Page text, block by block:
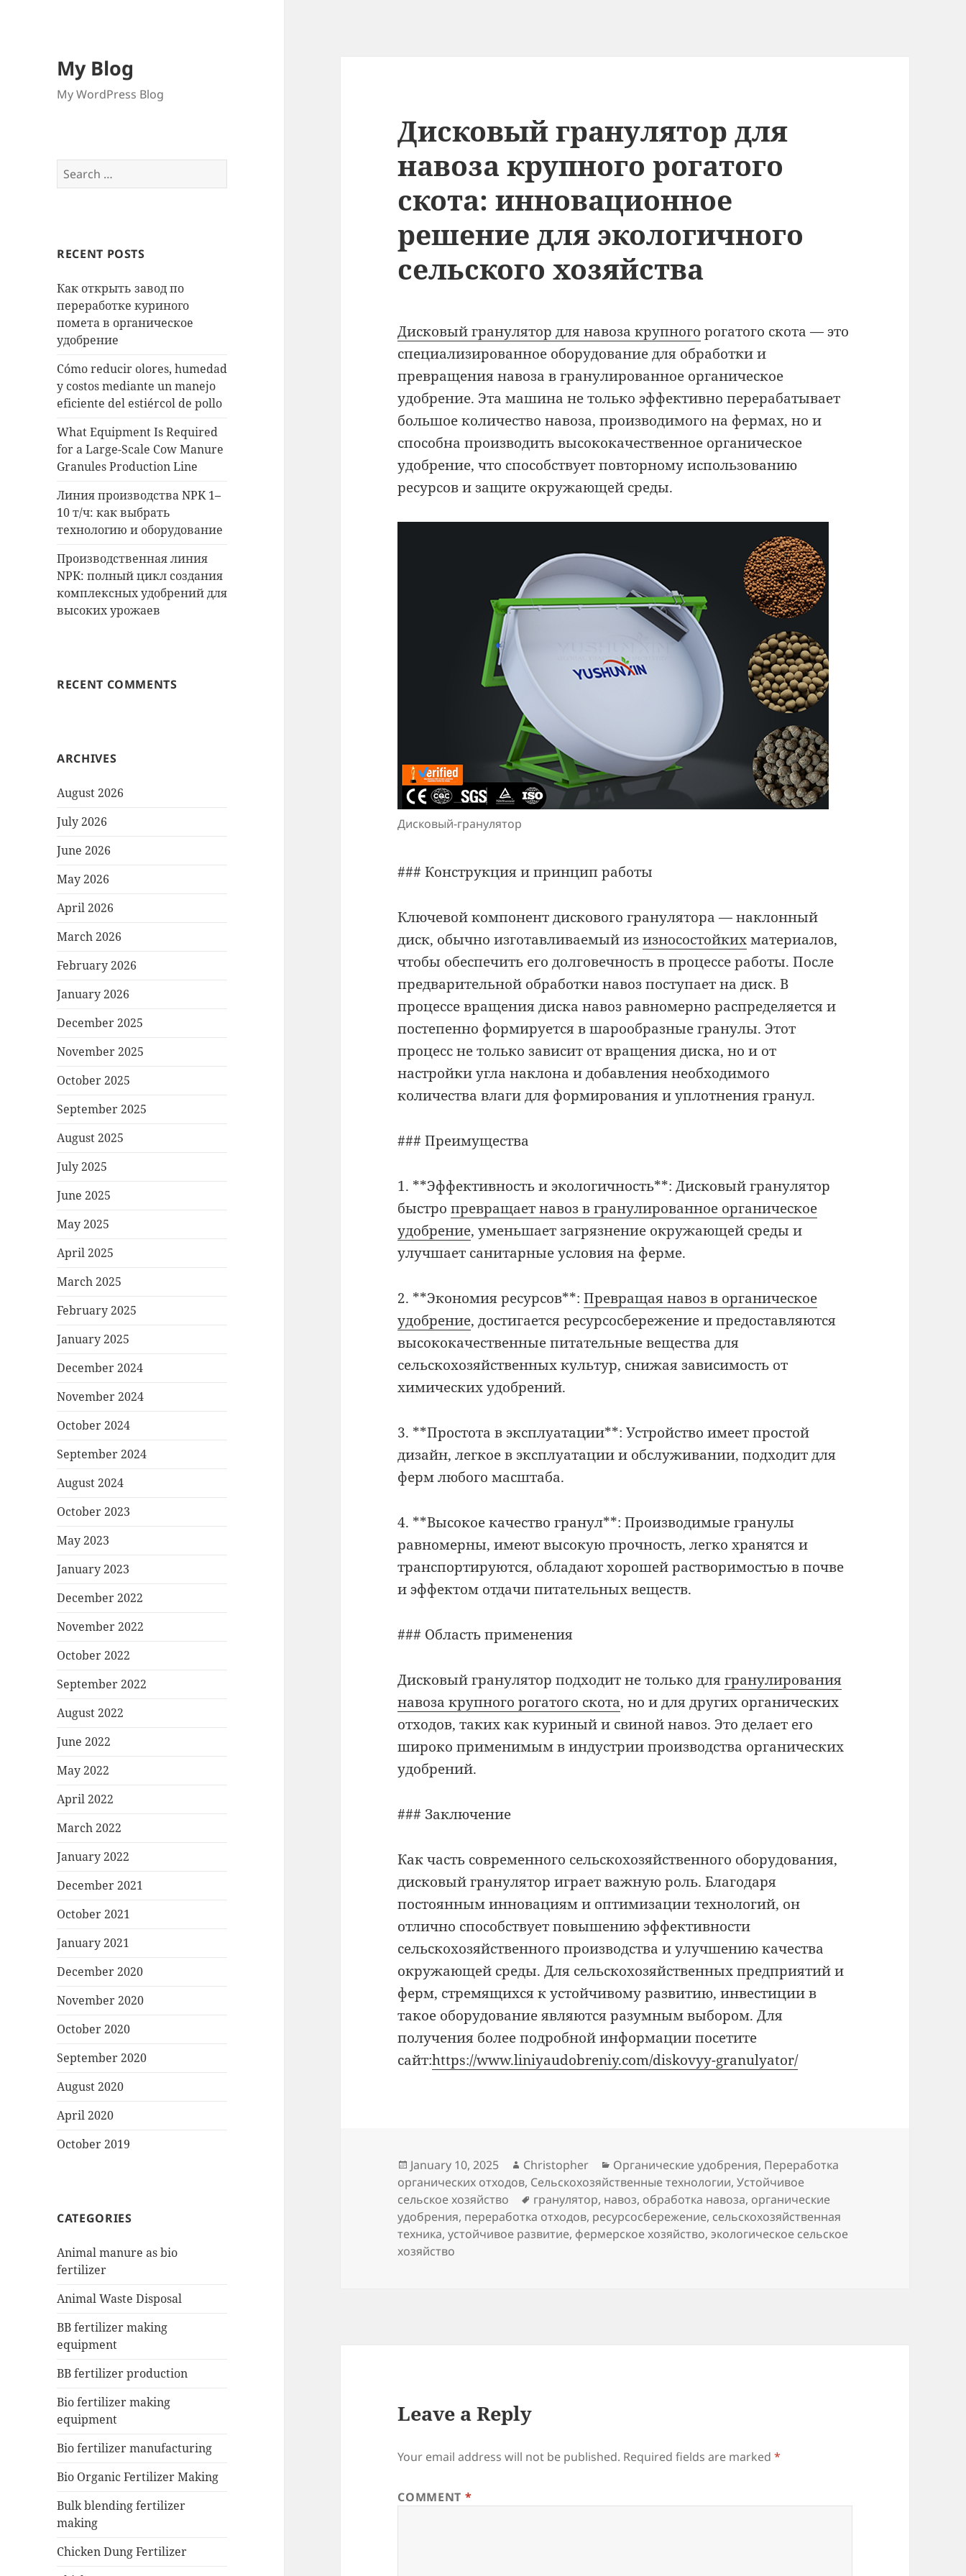
My Blog
My WordPress Blog
Search
for:
RECENT POSTS
Как открыть завод по
переработке куриного
помета в органическое
удобрение
Cómo reducir olores, humedad
y costos mediante un manejo
eficiente del estiércol de pollo
What Equipment Is Required
for a Large-Scale Cow Manure
Granules Production Line
Линия производства NPK 1–
10 т/ч: как выбрать
технологию и оборудование
Производственная линия
NPK: полный цикл создания
комплексных удобрений для
высоких урожаев
RECENT COMMENTS
ARCHIVES
August 2026
July 2026
June 2026
May 2026
April 2026
March 2026
February 2026
January 2026
December 2025
November 2025
October 2025
September 2025
August 2025
July 2025
June 2025
May 2025
April 2025
March 2025
February 2025
January 2025
December 2024
November 2024
October 2024
September 2024
August 2024
October 2023
May 2023
January 2023
December 2022
November 2022
October 2022
September 2022
August 2022
June 2022
May 2022
April 2022
March 2022
January 2022
December 2021
October 2021
January 2021
December 2020
November 2020
October 2020
September 2020
August 2020
April 2020
October 2019
CATEGORIES
Animal manure as bio
fertilizer
Animal Waste Disposal
BB fertilizer making
equipment
BB fertilizer production
Bio fertilizer making
equipment
Bio fertilizer manufacturing
Bio Organic Fertilizer Making
Bulk blending fertilizer
making
Chicken Dung Fertilizer
Дисковый гранулятор для
навоза крупного рогатого
скота: инновационное
решение для экологичного
сельского хозяйства
Дисковый гранулятор для навоза крупного рогатого скота — это
специализированное оборудование для обработки и
превращения навоза в гранулированное органическое
удобрение. Эта машина не только эффективно перерабатывает
большое количество навоза, производимого на фермах, но и
способна производить высококачественное органическое
удобрение, что способствует повторному использованию
ресурсов и защите окружающей среды.
Дисковый-гранулятор
### Конструкция и принцип работы
Ключевой компонент дискового гранулятора — наклонный
диск, обычно изготавливаемый изизносостойкихматериалов,
чтобы обеспечить его долговечность в процессе работы. После
предварительной обработки навоз поступает на диск. В
процессе вращения диска навоз равномерно распределяется и
постепенно формируется в шарообразные гранулы. Этот
процесс не только зависит от вращения диска, но и от
настройки угла наклона и добавления необходимого
количества влаги для формирования и уплотнения гранул.
### Преимущества
1. **Эффективность и экологичность**: Дисковый гранулятор
быстропревращает навоз в гранулированное органическое
удобрение, уменьшает загрязнение окружающей среды и
улучшает санитарные условия на ферме.
2. **Экономия ресурсов**:Превращая навоз в органическое
удобрение, достигается ресурсосбережение и предоставляются
высококачественные питательные вещества для
сельскохозяйственных культур, снижая зависимость от
химических удобрений.
3. **Простота в эксплуатации**: Устройство имеет простой
дизайн, легкое в эксплуатации и обслуживании, подходит для
ферм любого масштаба.
4. **Высокое качество гранул**: Производимые гранулы
равномерны, имеют высокую прочность, легко хранятся и
транспортируются, обладают хорошей растворимостью в почве
и эффектом отдачи питательных веществ.
### Область применения
Дисковый гранулятор подходит не только длягранулирования
навоза крупного рогатого скота, но и для других органических
отходов, таких как куриный и свиной навоз. Это делает его
широко применимым в индустрии производства органических
удобрений.
### Заключение
Как часть современного сельскохозяйственного оборудования,
дисковый гранулятор играет важную роль. Благодаря
постоянным инновациям и оптимизации технологий, он
отлично способствует повышению эффективности
сельскохозяйственного производства и улучшению качества
окружающей среды. Для сельскохозяйственных предприятий и
ферм, стремящихся к устойчивому развитию, инвестиции в
такое оборудование являются разумным выбором. Для
получения более подробной информации посетите
сайт:https://www.liniyaudobreniy.com/diskovyy-granulyator/
Posted
on
January 10, 2025 Author
Christopher Categories
Органические удобрения, Переработка
органических отходов, Сельскохозяйственные технологии,Устойчивое
сельское хозяйство
Tags
гранулятор, навоз, обработка навоза, органические
удобрения, переработка отходов, ресурсосбережение, сельскохозяйственная
техника,устойчивое развитие, фермерское хозяйство,экологическое сельское
хозяйство
Leave a Reply
Your email address will not be published. Required fields are marked*
COMMENT *